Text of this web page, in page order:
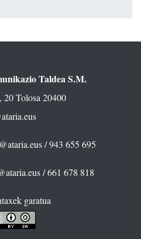
Taldea S.M.
20 Tolosa 20400
/ 943 655 695
/ 661 678 818
garatua